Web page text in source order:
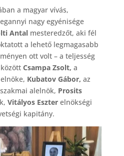
a magyar vívás,
nagy egyénisége
Antalmesteredzőt, aki fél
a lehető legmagasabb
ott volt – a teljesség
Csampa Zsolt, a
Kubatov Gábor, az
szakmai alelnök, Prosits
Vitályos Eszterelnökségi
kapitány.